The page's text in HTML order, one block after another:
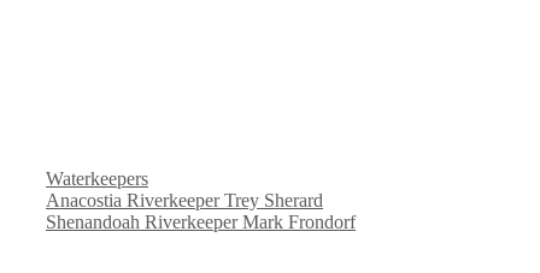
Categorías
Waterkeepers
Anacostia Riverkeeper Trey Sherard
Shenandoah Riverkeeper Mark Frondorf